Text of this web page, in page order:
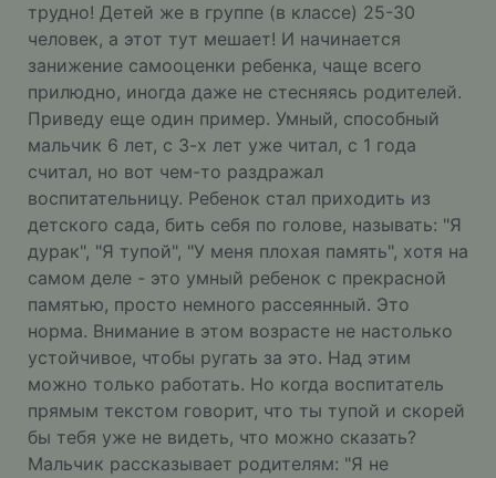
трудно! Детей же в группе (в классе) 25-30
человек, а этот тут мешает! И начинается
занижение самооценки ребенка, чаще всего
прилюдно, иногда даже не стесняясь родителей.
Приведу еще один пример. Умный, способный
мальчик 6 лет, с 3-х лет уже читал, с 1 года
считал, но вот чем-то раздражал
воспитательницу. Ребенок стал приходить из
детского сада, бить себя по голове, называть: "Я
дурак", "Я тупой", "У меня плохая память", хотя на
самом деле - это умный ребенок с прекрасной
памятью, просто немного рассеянный. Это
норма. Внимание в этом возрасте не настолько
устойчивое, чтобы ругать за это. Над этим
можно только работать. Но когда воспитатель
прямым текстом говорит, что ты тупой и скорей
бы тебя уже не видеть, что можно сказать?
Мальчик рассказывает родителям: "Я не